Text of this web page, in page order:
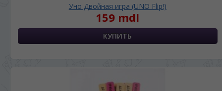
Уно Двойная игра (UNO Flip!)
159 mdl